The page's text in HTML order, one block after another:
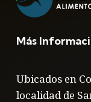
Más
Ubicados en
localidad de